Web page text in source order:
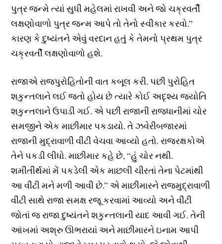
પુત્ર જન્મે ત્યાં સુધી મહેલમાં રાખવી અને જો ચક્રવર્તી
લક્ષણોવાળો પુત્ર જન્મ આપે તો તેનો સ્વીકાર કરવો.”
કારણ કે દુષ્યંતને એવું વરદાન હતું કે તેમનો પ્રથમ પુત્ર
ચક્રવર્તી લક્ષણોવાળો હશે.
રાજાએ રાજપુરોહિતોની વાત કબૂલ કરી. પછી પુરોહિત
શકુન્તલાને લઈ જતો હોય છે ત્યારે કોઈ અદૃશ્ય જ્યોતિ
શકુન્તલાને ઉપાડી ગઈ. એ પછી રાજાની રાજધાનીમાં ચોર
સમજીને એક માછીમાર પકડાયો. તે ઝવેરીબજારમાં
રાજાની મુદ્રાવાળી વીંટી વેચવા આવ્યો હતો. રાજરક્ષકોએ
તેને પકડી લીધો. માછીમાર કહે છે, “હું ચોર નથી.
શમીતીર્થમાં મેં પકડેલી એક માછલી ચીરતાં તેના પેટમાંથી
આ વીંટી મને મળી આવી છે.” એ માછીમારને રાજમુદ્રાવાળી
વીંટી સાથે રાજા સમક્ષ રજૂ કરવામાં આવ્યો અને વીંટી
જોતાં જ રાજા દુષ્યંતને શકુન્તલાની યાદ આવી ગઈ. તેની
આંખમાં અશ્રુ ઊભરાયાં અને માછીમારને ઇનામ આપી